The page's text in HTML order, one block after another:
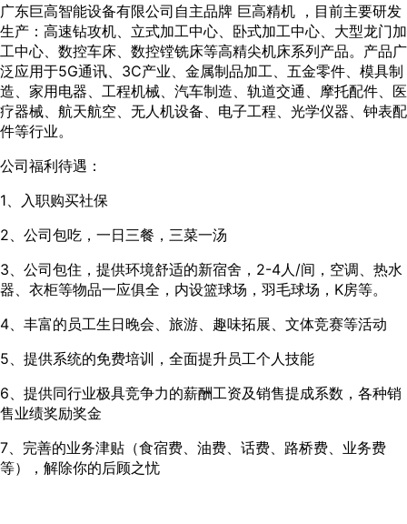
广东巨高智能设备有限公司自主品牌 巨高精机 ，目前主要研发
生产：高速钻攻机、立式加工中心、卧式加工中心、大型龙门加
工中心、数控车床、数控镗铣床等高精尖机床系列产品。产品广
泛应用于5G通讯、3C产业、金属制品加工、五金零件、模具制
造、家用电器、工程机械、汽车制造、轨道交通、摩托配件、医
疗器械、航天航空、无人机设备、电子工程、光学仪器、钟表配
件等行业。
公司福利待遇：
1、入职购买社保
2、公司包吃，一日三餐，三菜一汤
3、公司包住，提供环境舒适的新宿舍，2-4人/间，空调、热水
器、衣柜等物品一应俱全，内设篮球场，羽毛球场，K房等。
4、丰富的员工生日晚会、旅游、趣味拓展、文体竞赛等活动
5、提供系统的免费培训，全面提升员工个人技能
6、提供同行业极具竞争力的薪酬工资及销售提成系数，各种销
售业绩奖励奖金
7、完善的业务津贴（食宿费、油费、话费、路桥费、业务费
等），解除你的后顾之忧